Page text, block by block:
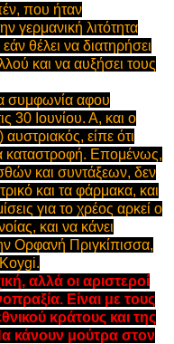
που ήταν
γερμανική λιτότητα
θέλει να διατηρήσει
και να αυξήσει τους
συμφωνία αφου
30 Ιουνίου. Α, και ο
είπε ότι
καταστροφή. Επομένως,
και συντάξεων, δεν
και τα φάρμακα, και
για το χρέος αρκεί ο
και να κάνει
Ορφανή Πριγκίπισσα,
αλλά οι αριστεροί
Είναι με τους
κράτους και της
κάνουν μούτρα στον